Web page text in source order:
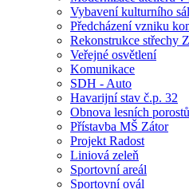
Vybavení kulturního
Předcházení vzniku
Rekonstrukce střechy
Veřejné osvětlení
Komunikace
SDH - Auto
Havarijní stav č.p. 32
Obnova lesních porostů
Přístavba MŠ Zátor
Projekt Radost
Liniová zeleň
Sportovní areál
Sportovní ovál